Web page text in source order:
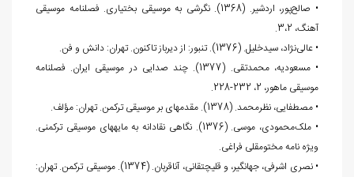
• صالح‌پور، اردشیر. (1368). نگرشی به موسیقی بختیاری. فصلنامه موسیقی
آهنگ، 3،2.
• عالی‌نژاد، سیدخلیل. (1376). تنبور: از دیرباز تاکنون. تهران: دانش و فن.
• مسعودیه، محمدتقی. (1377). چند صدایی در موسیقی ایران. فصلنامه
موسیقی ماهور، 2، 232-228.
• مصطفایی، نظرمحمد. (1378). مقدمه‏ای بر موسیقی ترکمن. تهران: مؤلف.
• ملک‌محمودی، موسی. (1376). نگاهی نقادانه به مایه‏های موسیقی ترکمنی.
ویژه نامه مختومقلی فراغی.
• نصری اشرفی، جهانگیر، و قلیچ‏تقانی، آناقربان. (1374). موسیقی ترکمن. تهران: